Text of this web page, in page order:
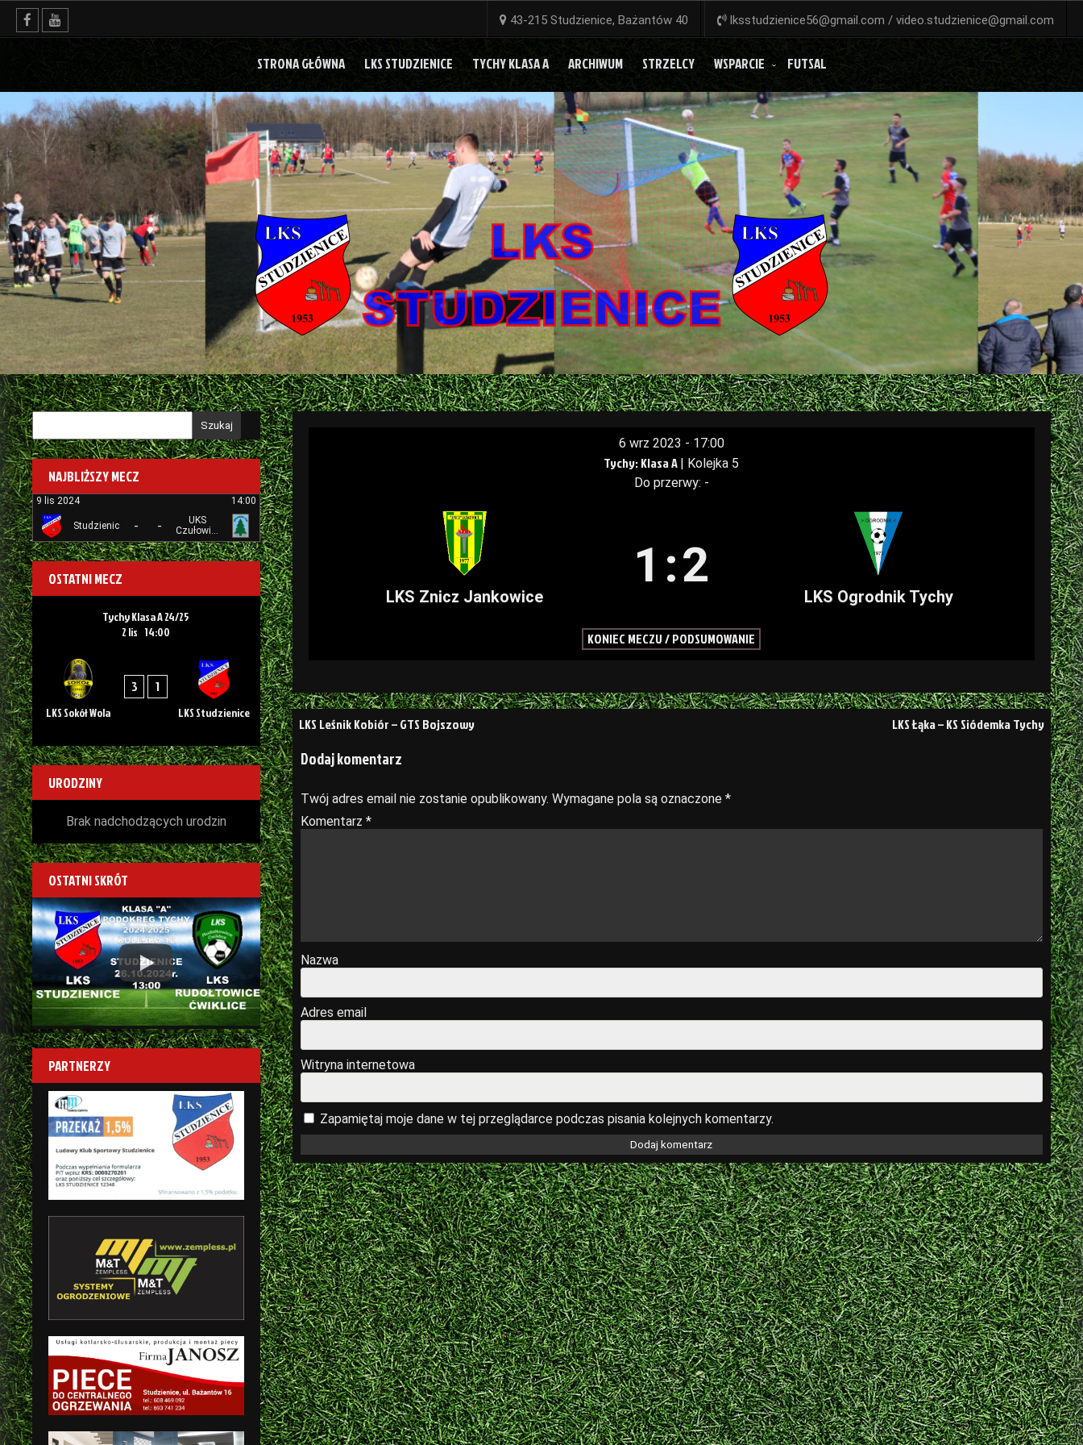
Skip
content
43-215 Studzienice, Bażantów 40 lksstudzienice56@gmail.com / video.studzienice@gmail.com
STRONA GŁÓWNA LKS STUDZIENICE TYCHY KLASA A ARCHIWUM STRZELCY WSPARCIE FUTSAL
6 wrz 2023 - 17:00
Tychy: Klasa A | Kolejka 5
Do przerwy: -
LKS Znicz Jankowice
1 :2
LKS Ogrodnik Tychy
KONIEC MECZU / PODSUMOWANIE
Nawigacja
wpisu
LKS Leśnik Kobiór – GTS Bojszowy LKS Łąka – KS Siódemka Tychy
Dodaj komentarz
Twój adres email nie zostanie opublikowany. Wymagane pola są oznaczone *
Komentarz *
Nazwa
Adres email
Witryna internetowa
Zapamiętaj moje dane w tej przeglądarce podczas pisania kolejnych komentarzy.
Szukaj
NAJBLIŻSZY MECZ
9 lis 2024 14:00
Studzienice - -
UKS
Czułowianka
Tychy
OSTATNI MECZ
Tychy Klasa A 24/25
2 lis 14:00
LKS Sokół Wola
3 1
LKS Studzienice
URODZINY
Brak nadchodzących urodzin
OSTATNI SKRÓT
Play
PARTNERZY